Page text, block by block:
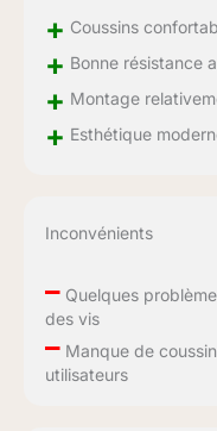
+ Coussins
+ Bonne résistance
+ Montage
+ Esthétique
Inconvénients
–Quelques
des vis
–Manque de
utilisateurs